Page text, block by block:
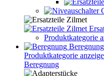
Produktkategorie
Beregnung
Produktkategorie
Beregnung